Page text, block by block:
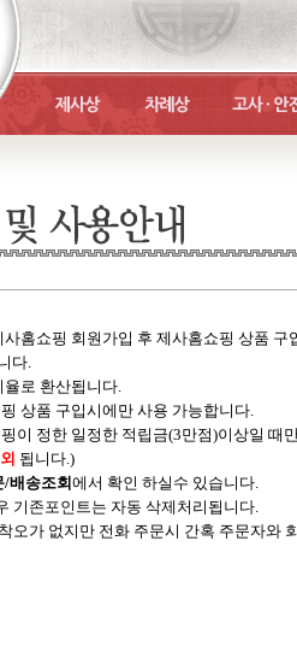
홈쇼핑 회원가입 후 제사홈쇼핑 상품 구
다.
율로 환산됩니다.
상품 구입시에만 사용 가능합니다.
이 정한 일정한 적립금(3만점)이상일 때
됩니다.)
/배송조회 에서 확인 하실수 있습니다.
기존포인트는 자동 삭제처리됩니다.
오가 없지만 전화 주문시 간혹 주문자와